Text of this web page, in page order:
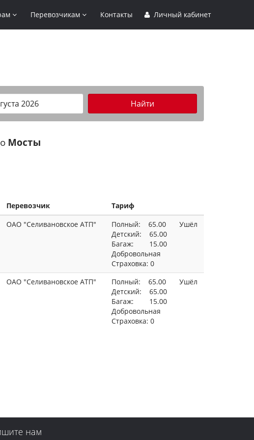
Перевозчикам Контакты Личный кабинет
Найти
Мосты
Перевозчик
Тариф
ОАО "Селивановское АТП"
Полный: 65.00
Детский: 65.00
Багаж: 15.00
Добровольная
Страховка: 0
Ушёл
ОАО "Селивановское АТП"
Полный: 65.00
Детский: 65.00
Багаж: 15.00
Добровольная
Страховка: 0
Ушёл
нам